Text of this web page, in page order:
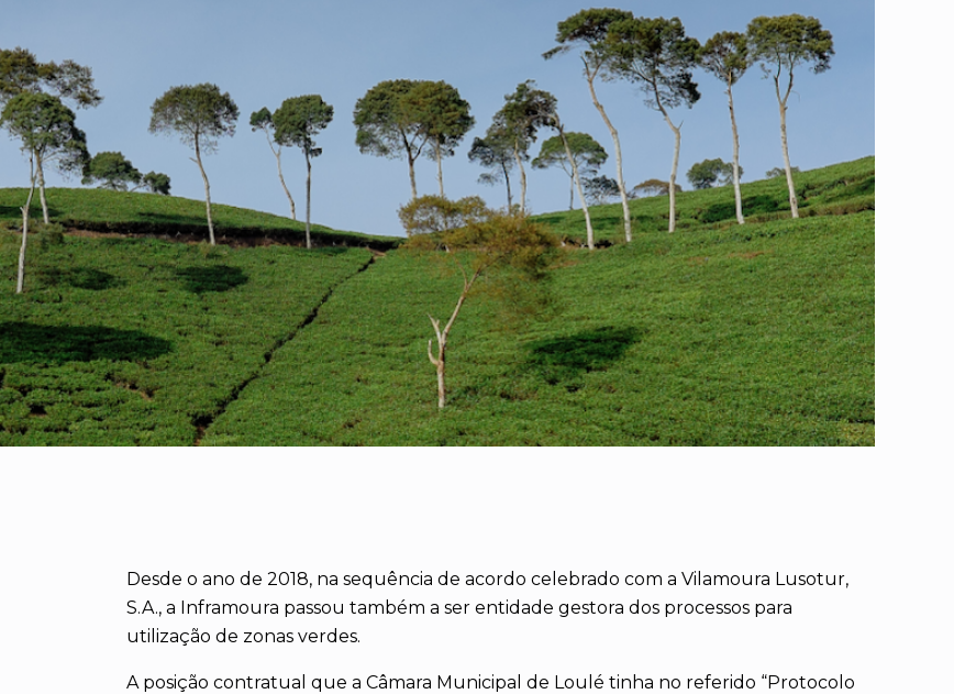
Desde o ano de 2018, na sequência de acordo celebrado com a Vilamoura Lusotur,
S.A., a Inframoura passou também a ser entidade gestora dos processos para
utilização de zonas verdes.
A posição contratual que a Câmara Municipal de Loulé tinha no referido “Protocolo